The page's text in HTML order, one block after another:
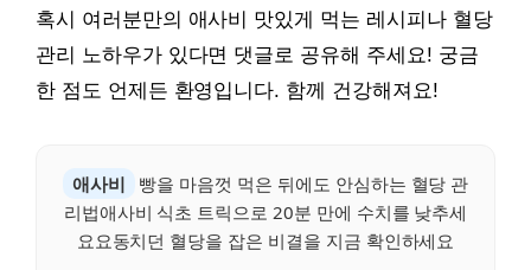
혹시 여러분만의 애사비 맛있게 먹는 레시피나 혈당
관리 노하우가 있다면 댓글로 공유해 주세요! 궁금
한 점도 언제든 환영입니다. 함께 건강해져요!
애사비
빵을 마음껏 먹은 뒤에도 안심하는 혈당 관
리법애사비 식초 트릭으로 20분 만에 수치를 낮추세
요요동치던 혈당을 잡은 비결을 지금 확인하세요